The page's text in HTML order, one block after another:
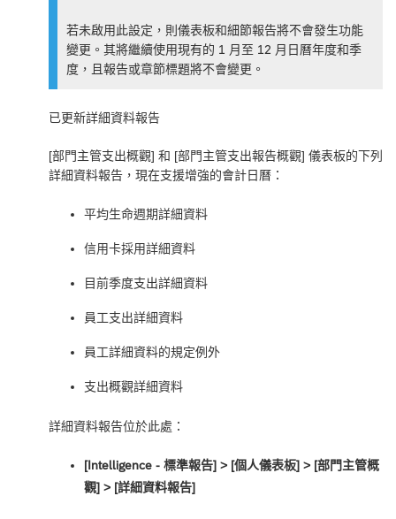
若未啟用此設定，則儀表板和細節報告將不會發生功能
變更。其將繼續使用現有的 1 月至 12 月日曆年度和季
度，且報告或章節標題將不會變更。
已更新詳細資料報告
[部門主管支出概觀] 和 [部門主管支出報告概觀] 儀表板的下列
詳細資料報告，現在支援增強的會計日曆：
平均生命週期詳細資料
信用卡採用詳細資料
目前季度支出詳細資料
員工支出詳細資料
員工詳細資料的規定例外
支出概觀詳細資料
詳細資料報告位於此處：
[Intelligence - 標準報告] ‎> [個人儀表板] > [部門主管概
觀] > [詳細資料報告]